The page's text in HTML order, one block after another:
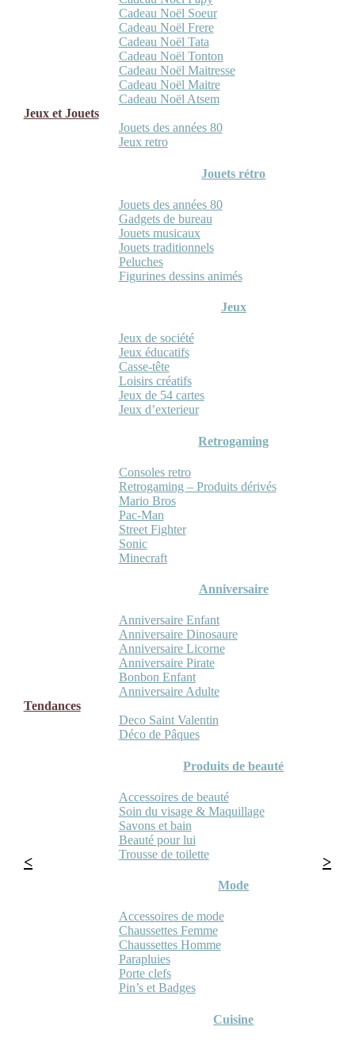
Cadeau Noël Soeur
Cadeau Noël Frere
Cadeau Noël Tata
Cadeau Noël Tonton
Cadeau Noël Maitresse
Cadeau Noël Maitre
Cadeau Noël Atsem
Jeux et Jouets
Jouets des années 80
Jeux retro
Jouets rétro
Jouets des années 80
Gadgets de bureau
Jouets musicaux
Jouets traditionnels
Peluches
Figurines dessins animés
Jeux
Jeux de société
Jeux éducatifs
Casse-tête
Loisirs créatifs
Jeux de 54 cartes
Jeux d’exterieur
Retrogaming
Consoles retro
Retrogaming – Produits dérivés
Mario Bros
Pac-Man
Street Fighter
Sonic
Minecraft
Anniversaire
Anniversaire Enfant
Anniversaire Dinosaure
Anniversaire Licorne
Anniversaire Pirate
Bonbon Enfant
Anniversaire Adulte
Tendances
Deco Saint Valentin
Déco de Pâques
Produits de beauté
Accessoires de beauté
Soin du visage & Maquillage
Savons et bain
Beauté pour lui
Trousse de toilette
Mode
Accessoires de mode
Chaussettes Femme
Chaussettes Homme
Parapluies
Porte clefs
Pin’s et Badges
Cuisine